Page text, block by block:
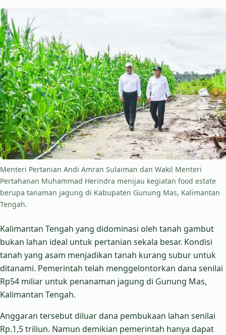
Menteri Pertanian Andi Amran Sulaiman dan Wakil Menteri
Pertahanan Muhammad Herindra menijau kegiatan food estate
berupa tanaman jagung di Kabupaten Gunung Mas, Kalimantan
Tengah.
Kalimantan Tengah yang didominasi oleh tanah gambut
bukan lahan ideal untuk pertanian sekala besar. Kondisi
tanah yang asam menjadikan tanah kurang subur untuk
ditanami. Pemerintah telah menggelontorkan dana senilai
Rp54 miliar untuk penanaman jagung di Gunung Mas,
Kalimantan Tengah.
Anggaran tersebut diluar dana pembukaan lahan senilai
Rp.1,5 triliun. Namun demikian pemerintah hanya dapat